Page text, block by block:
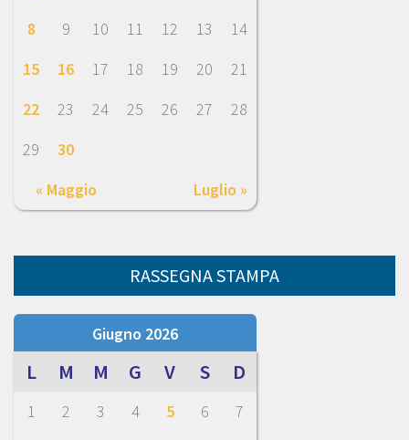
« Maggio Luglio »
8
9 10 11 12 13
14
15
16 17 18 19 20
21
22
23 24 25 26 27
28
29
30
RASSEGNA STAMPA
Giugno 2026
L M M G V S D
1 2 3 4 5 6
7